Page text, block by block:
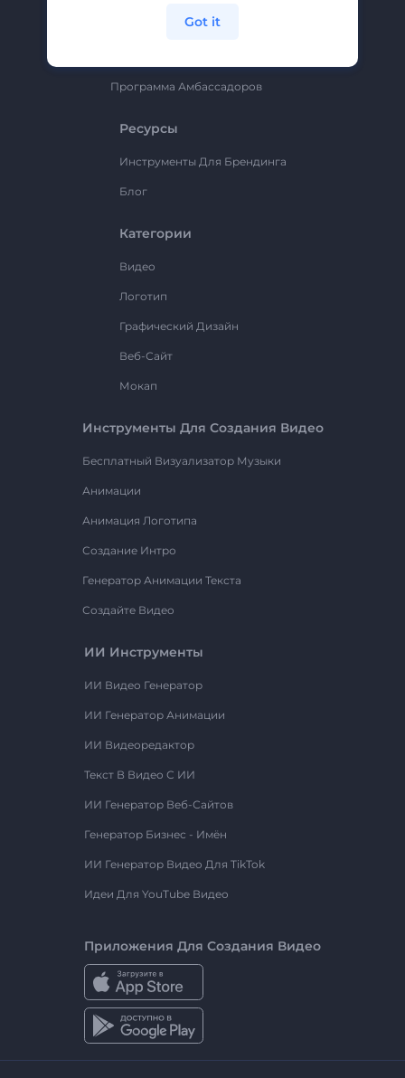
Программа Амбассадоров
Ресурсы
Инструменты Для Брендинга
Блог
Категории
Видео
Логотип
Графический Дизайн
Веб-Сайт
Мокап
Инструменты Для Создания Видео
Бесплатный Визуализатор Музыки
Анимации
Анимация Логотипа
Создание Интро
Генератор Анимации Текста
Создайте Видео
ИИ Инструменты
ИИ Видео Генератор
ИИ Генератор Анимации
ИИ Видеоредактор
Текст В Видео С ИИ
ИИ Генератор Веб-Сайтов
Генератор Бизнес - Имён
ИИ Генератор Видео Для TikTok
Идеи Для YouTube Видео
Приложения Для Создания Видео
Got it